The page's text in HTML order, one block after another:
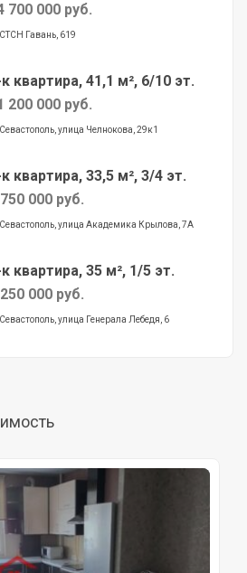
700 000 руб.
СТСН Гавань, 619
квартира, 41,1 м², 6/10 эт.
200 000 руб.
Севастополь, улица Челнокова, 29к1
квартира, 33,5 м², 3/4 эт.
000 руб.
Севастополь, улица Академика Крылова, 7А
квартира, 35 м², 1/5 эт.
000 руб.
Севастополь, улица Генерала Лебедя, 6